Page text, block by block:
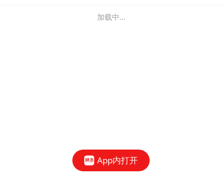
加载中...
App内打开